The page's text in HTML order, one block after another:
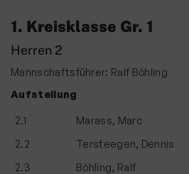
1. Kreisklasse Gr. 1
Herren 2
Mannschaftsführer: Ralf Böhling
Aufstellung
2.1
Marass, Marc
2.2
Tersteegen, Dennis
2.3
Böhling, Ralf
Schwimmen
Tischtennis
Ansprechpartner